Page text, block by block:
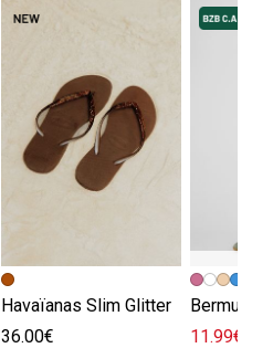
Havaïanas Slim Glitter
36.00€
Bermuda
11.99€